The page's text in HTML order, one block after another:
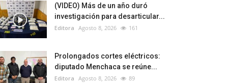
(VIDEO) Más de un año duró
investigación para desarticular...
Editora Agosto 8, 2026 161
Prolongados cortes eléctricos:
diputado Menchaca se reúne...
Editora Agosto 8, 2026 89